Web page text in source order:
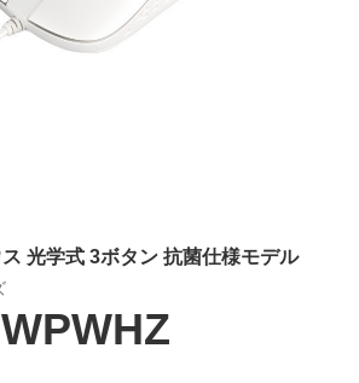
光学式 3ボタン 抗菌仕様モデル